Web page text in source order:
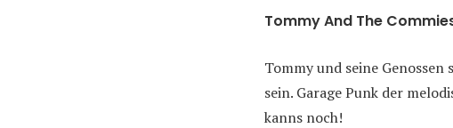
Tommy And The
Tommy und seine
sein. Garage Punk der
kanns noch!